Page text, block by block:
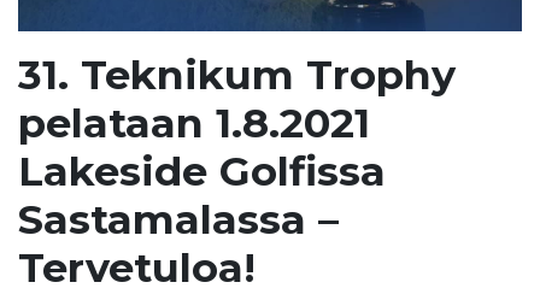
31. Teknikum Trophy
pelataan 1.8.2021
Lakeside Golfissa
Sastamalassa –
Tervetuloa!